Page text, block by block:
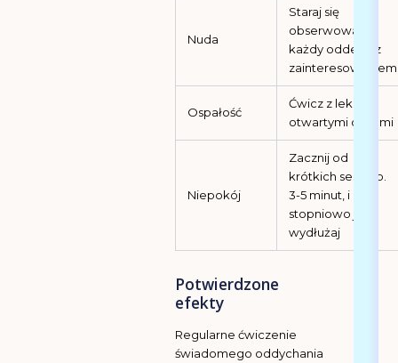
Nuda
Staraj się
obserwować
każdy oddech z
zainteresowaniem
Ospałość
Ćwicz z lekko
otwartymi oczami
Niepokój
Zacznij od
krótkich sesji, np.
3-5 minut, i
stopniowo je
wydłużaj
Potwierdzone
efekty
Regularne ćwiczenie
świadomego oddychania